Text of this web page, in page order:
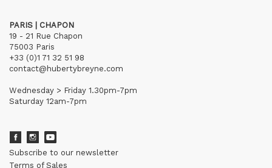
PARIS | CHAPON
19 - 21 Rue Chapon
75003 Paris
+33 (0)1 71 32 51 98
contact@hubertybreyne.com
Wednesday > Friday 1.30pm-7pm
Saturday 12am-7pm
Subscribe to our newsletter
Terms of Sales